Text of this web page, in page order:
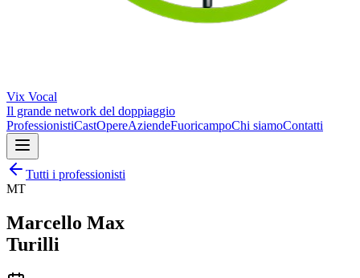
Vix Vocal
Il grande network del doppiaggio
ProfessionistiCastOpereAziendeFuoricampoChi siamoContatti
Tutti i professionisti
MT
Marcello Max
Turilli